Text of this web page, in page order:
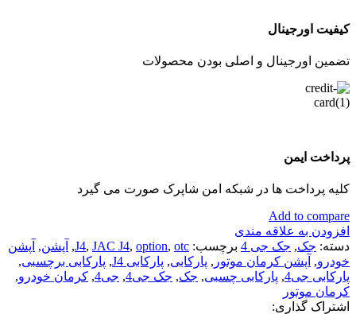
کیفیت اورجینال
تضمین اورجینال و اصلی بودن محصولات
پرداخت ایمن
کلیه پرداخت ها در شبکه امن شاپرک صورت می گیرد
Add to compare
افزودن به علاقه مندی
دسته: جک, جک جی 4 برچسب: J4, JAC J4, option, otc
, آپشن, آپشن
خودرو, آپشن کرمان موتور , پارکابی, پارکابی J4 , پارکابی برچسبی,
پارکابی جی4 , پارکابی چسبی, جک, جک جی4 , جی4 , کرمان خودرو,
کرمان موتور
اشتراک گذاری: